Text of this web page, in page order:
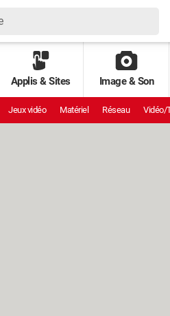
Applis & Sites Image & Son
Jeux vidéo Matériel Réseau Vidéo/